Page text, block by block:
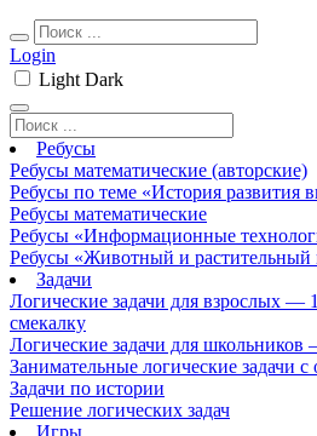
Login
Light Dark
Ребусы
Ребусы математические (авторские)
Ребусы по теме «История развития
Ребусы математические
Ребусы «Информационные
Ребусы «Животный и растительный
Задачи
Логические задачи для взрослых —
смекалку
Логические задачи для школьников
Занимательные логические задачи с
Задачи по истории
Решение логических задач
Игры